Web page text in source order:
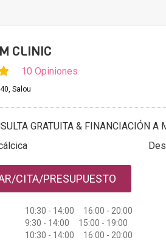
CLINIC
10 Opiniones
Salou
GRATUITA & FINANCIACIÓN A
CITA/PRESUPUESTO
10:30 - 14:00 16:00 - 20:00
9:30 - 14:00 15:00 - 19:00
10:30 - 14:00 16:00 - 20:00